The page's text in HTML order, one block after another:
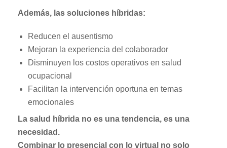
Además, las soluciones híbridas:
Reducen el ausentismo
Mejoran la experiencia del colaborador
Disminuyen los costos operativos en salud
ocupacional
Facilitan la intervención oportuna en temas
emocionales
La salud híbrida no es una tendencia, es una
necesidad.
Combinar lo presencial con lo virtual no solo